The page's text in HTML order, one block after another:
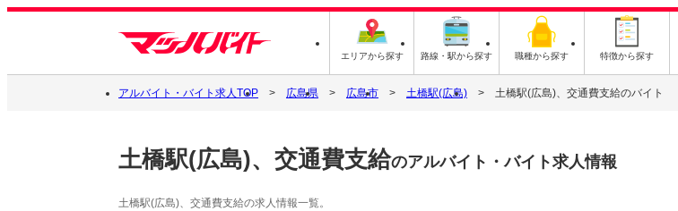
エリアから探す 路線・駅から探す 職種から探す 特徴から探す
アルバイト・バイト求人TOP 広島県 広島市 土橋駅(広島) 土橋駅(広島)、交通費支給のバイト
土橋駅(広島)、交通費支給のアルバイト・バイト求人情報
土橋駅(広島)、交通費支給の求人情報一覧。